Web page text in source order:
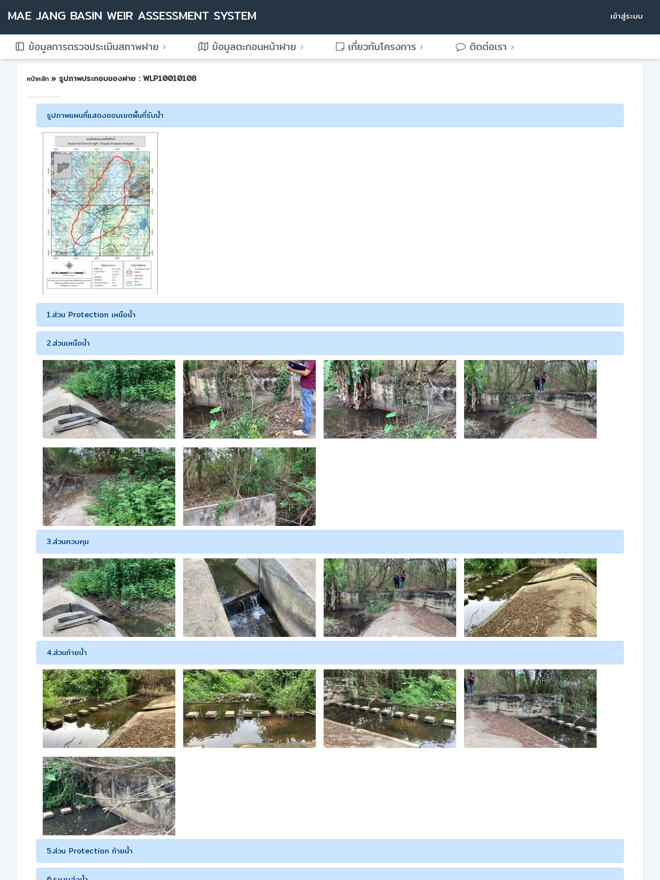
MAE JANG BASIN WEIR ASSESSMENT SYSTEM เข้าสู่ระบบ
ข้อมูลการตรวจประเมินสภาพฝาย ข้อมูลตะกอนหน้าฝาย เกี่ยวกับโครงการ ติดต่อเรา
หน้าหลัก » รูปภาพประกอบของฝาย : WLP10010108
รูปภาพแผนที่แสดงขอบเขตพื้นที่รับน้ำ
1.ส่วน Protection เหนือน้ำ
2.ส่วนเหนือน้ำ
3.ส่วนควบคุม
4.ส่วนท้ายน้ำ
5.ส่วน Protection ท้ายน้ำ